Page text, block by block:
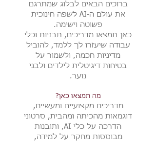
ברוכים הבאים לבלוג שמתרגם
את עולם ה-AI לשפה חינוכית
פשוטה וישימה.
כאן תמצאו מדריכים, תבניות וכלי
עבודה שיעזרו לך ללמד, להוביל
מדיניות חכמה, ולשמור על
בטיחות דיגיטלית לילדים ולבני
נוער.
מה תמצאו כאן?
מדריכים מקצועיים ומעשיים,
דוגמאות מהכיתה ומהבית, סרטוני
הדרכה על כלי AI, ותובנות
מבוססות מחקר על למידה,